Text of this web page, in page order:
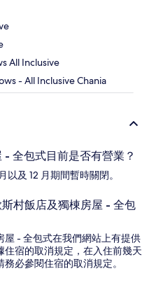
All Inclusive
- All Inclusive Chania
全包式目前是否有營業？
以及 12 月期間暫時關閉。
村飯店及獨棟房屋 - 全包
- 全包式在我們網站上有提供
宿的取消規定，在入住前幾天
必參閱住宿的取消規定。